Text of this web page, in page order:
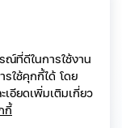
ท เคบี เจ
ณ์ที่ดีในการใช้งาน
ใช้คุกกี้ได้ โดย
อียดเพิ่มเติมเกี่ยว
กี้